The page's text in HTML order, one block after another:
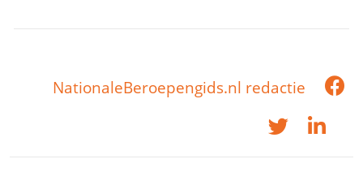
NationaleBeroepengids.nl redactie